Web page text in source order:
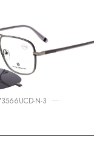
N-3